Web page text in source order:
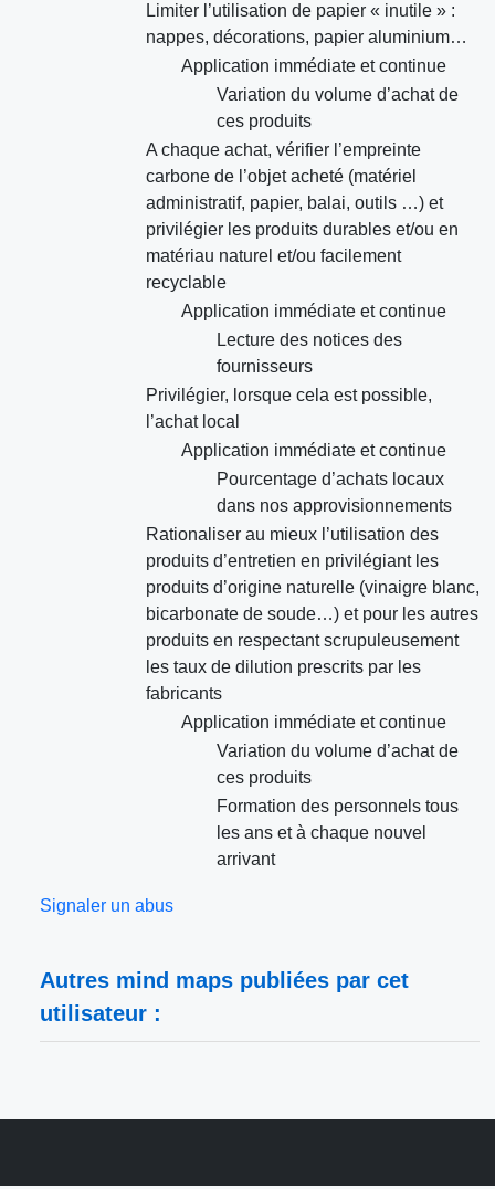
Limiter l’utilisation de papier « inutile » :
nappes, décorations, papier aluminium…
Application immédiate et continue
Variation du volume d’achat de
ces produits
A chaque achat, vérifier l’empreinte
carbone de l’objet acheté (matériel
administratif, papier, balai, outils …) et
privilégier les produits durables et/ou en
matériau naturel et/ou facilement
recyclable
Application immédiate et continue
Lecture des notices des
fournisseurs
Privilégier, lorsque cela est possible,
l’achat local
Application immédiate et continue
Pourcentage d’achats locaux
dans nos approvisionnements
Rationaliser au mieux l’utilisation des
produits d’entretien en privilégiant les
produits d’origine naturelle (vinaigre blanc,
bicarbonate de soude…) et pour les autres
produits en respectant scrupuleusement
les taux de dilution prescrits par les
fabricants
Application immédiate et continue
Variation du volume d’achat de
ces produits
Formation des personnels tous
les ans et à chaque nouvel
arrivant
Signaler un abus
Autres mind maps publiées par cet
utilisateur :